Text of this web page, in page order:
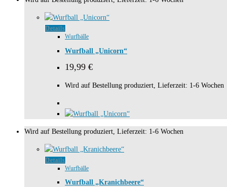
Details
Wurfbälle
Wurfball „Unicorn“
19,99 €
Wird auf Bestellung produziert, Lieferzeit: 1-6 Wochen
Wird auf Bestellung produziert, Lieferzeit: 1-6 Wochen
Details
Wurfbälle
Wurfball „Kranichbeere“